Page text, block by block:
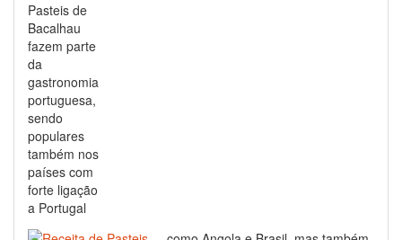
Pasteis de
Bacalhau
fazem parte
da
gastronomia
portuguesa,
sendo
populares
também nos
países com
forte ligação
a Portugal